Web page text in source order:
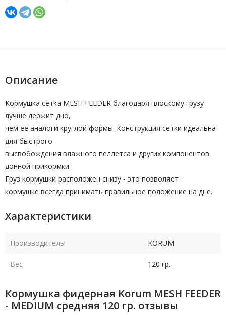
Описание
Кормушка сетка MESH FEEDER благодаря плоскому грузу
лучше держит дно,
чем ее аналоги круглой формы. Конструкция сетки идеальна
для быстрого
высвобождения влажного пеллетса и других компонентов
донной прикормки.
Груз кормушки расположен снизу - это позволяет
кормушке всегда принимать правильное положение на дне.
Характеристики
Производитель KORUM
Вес 120 гр.
Кормушка фидерная Korum MESH FEEDER
- MEDIUM средняя 120 гр. отзывы